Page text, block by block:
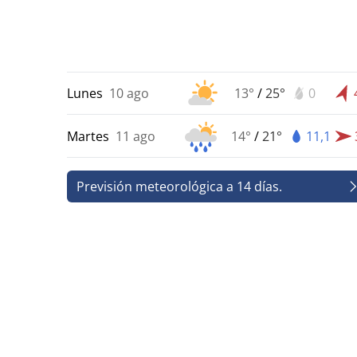
Lunes 10 ago 13° /25° 0
Martes 11 ago 14° /21° 11,1
Previsión meteorológica a 14 días.